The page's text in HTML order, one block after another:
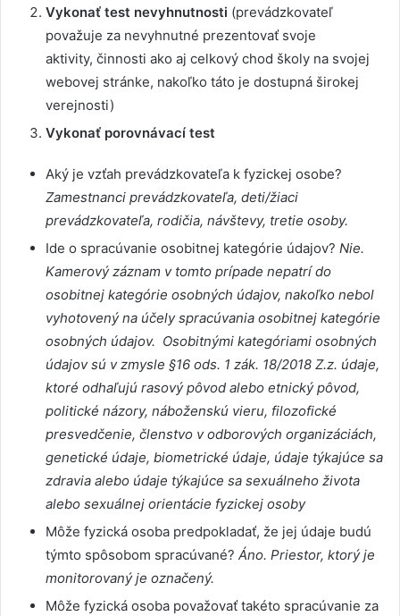
Vykonať test nevyhnutnosti (prevádzkovateľ
považuje za nevyhnutné prezentovať svoje
aktivity, činnosti ako aj celkový chod školy na svojej
webovej stránke, nakoľko táto je dostupná širokej
verejnosti)
Vykonať porovnávací test
Aký je vzťah prevádzkovateľa k fyzickej osobe?
Zamestnanci prevádzkovateľa, deti/žiaci
prevádzkovateľa, rodičia, návštevy, tretie osoby.
Ide o spracúvanie osobitnej kategórie údajov? Nie.
Kamerový záznam v tomto prípade nepatrí do
osobitnej kategórie osobných údajov, nakoľko nebol
vyhotovený na účely spracúvania osobitnej kategórie
osobných údajov. Osobitnými kategóriami osobných
údajov sú v zmysle §16 ods. 1 zák. 18/2018 Z.z. údaje,
ktoré odhaľujú rasový pôvod alebo etnický pôvod,
politické názory, náboženskú vieru, filozofické
presvedčenie, členstvo v odborových organizáciách,
genetické údaje, biometrické údaje, údaje týkajúce sa
zdravia alebo údaje týkajúce sa sexuálneho života
alebo sexuálnej orientácie fyzickej osoby
Môže fyzická osoba predpokladať, že jej údaje budú
týmto spôsobom spracúvané? Áno. Priestor, ktorý je
monitorovaný je označený.
Môže fyzická osoba považovať takéto spracúvanie za